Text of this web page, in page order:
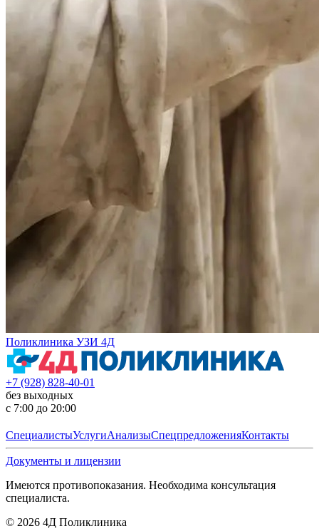
Поликлиника УЗИ 4Д
+7 (928) 828-40-01
без выходных
с 7:00 до 20:00
СпециалистыУслугиАнализыСпецпредложенияКонтакты
Документы и лицензии
Имеются противопоказания. Необходима консультация
специалиста.
© 2026 4Д Поликлиника